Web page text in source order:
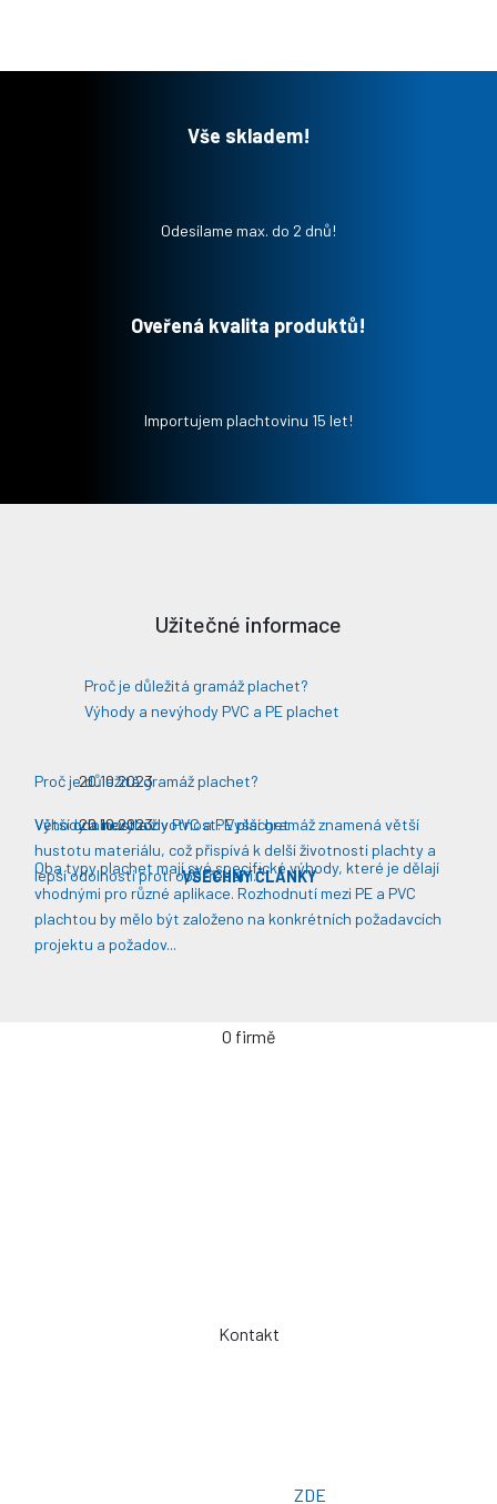
Vše skladem!
Odesílame max. do 2 dnů!
Oveřená kvalita produktů!
Importujem plachtovinu 15 let!
Užitečné informace
Proč je důležitá gramáž plachet?
Výhody a nevýhody PVC a PE plachet
Proč je důležitá gramáž plachet?
Větší odolnost a životnost: Vyšší gramáž znamená větší
hustotu materiálu, což přispívá k delší životnosti plachty a
lepší odolnosti proti opotřebení​​.
20.10.2023
Výhody a nevýhody PVC a PE plachet
Oba typy plachet mají své specifické výhody, které je dělají
vhodnými pro různé aplikace. Rozhodnutí mezi PE a PVC
plachtou by mělo být založeno na konkrétních požadavcích
projektu a požadov...
20.10.2023
VŠECHNY ČLÁNKY
O firmě
Kontakt
ZDE